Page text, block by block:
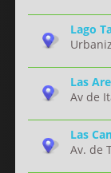
Lago
Las
Av de
Las
Av. de